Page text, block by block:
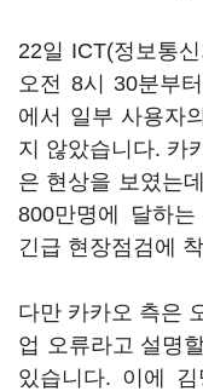
22일 ICT(정보통
오전 8시 30분부
에서 일부 사용자
지 않았습니다. 카
은 현상을 보였는
800만명에 달하
긴급 현장점검에
다만 카카오 측은
업 오류라고 설명
있습니다. 이에